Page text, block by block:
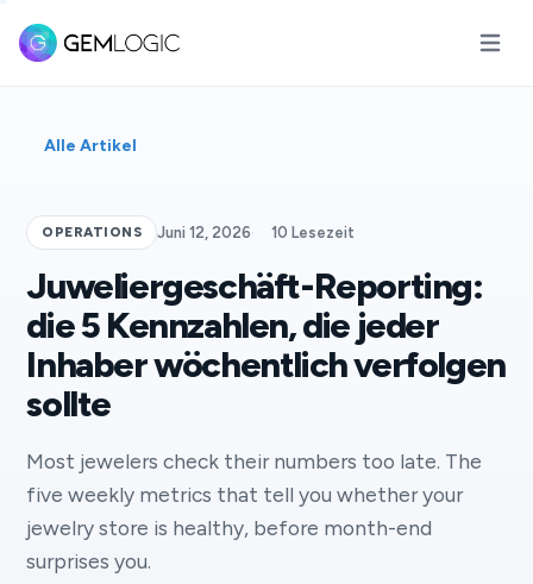
Alle Artikel
OPERATIONS Juni 12, 2026· 10 Lesezeit
Juweliergeschäft-Reporting:
die 5 Kennzahlen, die jeder
Inhaber wöchentlich verfolgen
sollte
Most jewelers check their numbers too late. The
five weekly metrics that tell you whether your
jewelry store is healthy, before month-end
surprises you.